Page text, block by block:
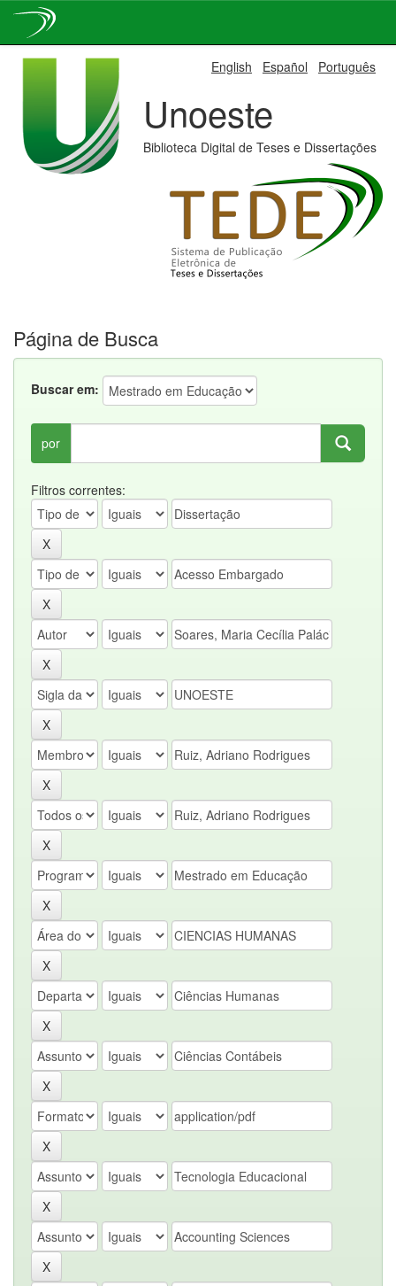
English Español Português
Unoeste
Biblioteca Digital de Teses e Dissertações
Página de Busca
Buscar em:
por
Filtros correntes: